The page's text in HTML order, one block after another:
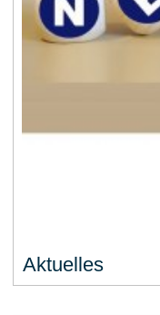
Aktuelles